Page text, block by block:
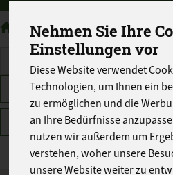
Nehmen Sie Ihre
Einstellungen vor
Diese Website verwendet
Technologien, um Ihnen ein
zu ermöglichen und die
an Ihre Bedürfnisse
nutzen wir außerdem um
verstehen, woher unsere
unsere Website weiter zu
Haltbares
Hersteller
Merkmale